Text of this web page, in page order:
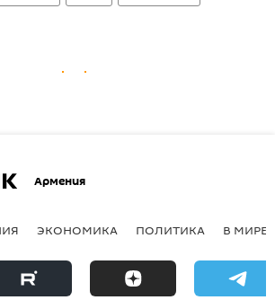
Армения
ЭКОНОМИКА ПОЛИТИКА В МИРЕ